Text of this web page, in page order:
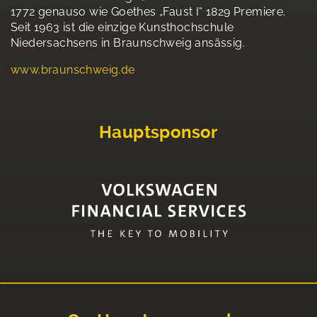
1772 genauso wie Goethes „Faust I“ 1829 Premiere.
Seit 1963 ist die einzige Kunsthochschule
Niedersachsens in Braunschweig ansässig.
www.braunschweig.de
Hauptsponsor